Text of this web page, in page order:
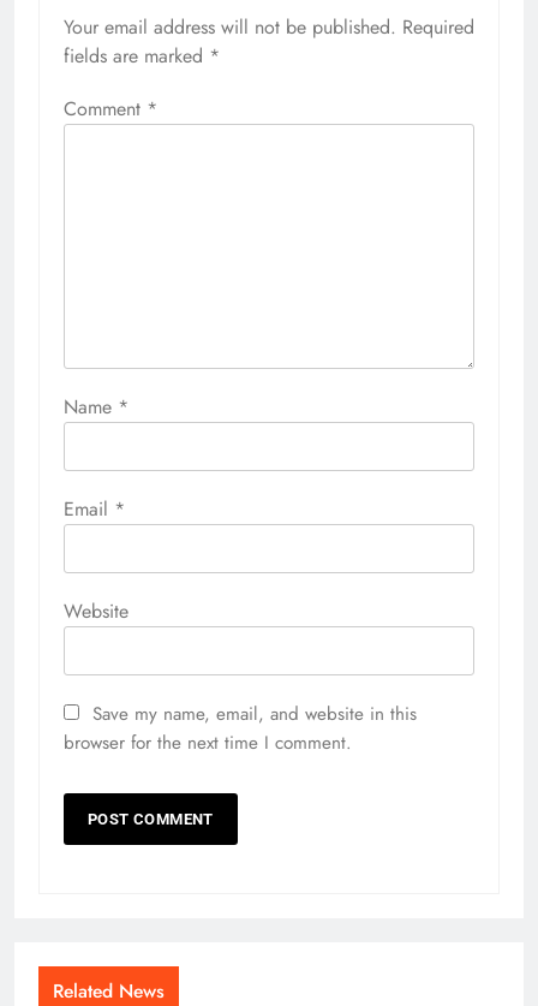
Your email address will not be published. Required
fields are marked *
Comment *
Name *
Email *
Website
Save my name, email, and website in this
browser for the next time I comment.
Related News